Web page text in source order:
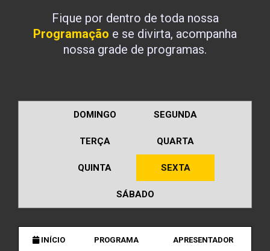
Fique por dentro de toda nossa
Programação e se divirta, acompanha
nossa grade de programas.
DOMINGO SEGUNDA
TERÇA QUARTA
QUINTA SEXTA
SÁBADO
INÍCIO PROGRAMA APRESENTADOR